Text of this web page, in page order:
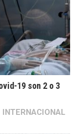
19 son 2 o 3
INTERNACIONAL